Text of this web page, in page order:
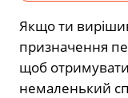
Якщо ти
призначення
щоб
немаленький